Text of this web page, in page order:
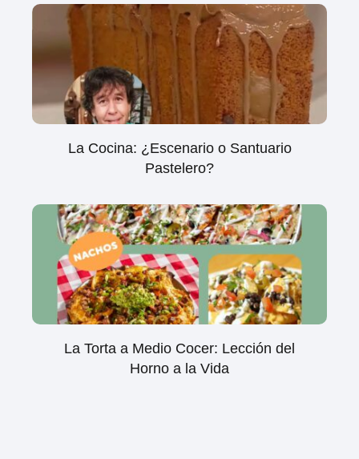
La Cocina: ¿Escenario o Santuario
Pastelero?
La Torta a Medio Cocer: Lección del
Horno a la Vida